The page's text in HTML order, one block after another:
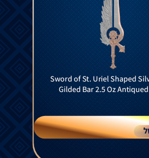
Sword of St. Uriel Shaped
Gilded Bar 2.5 Oz